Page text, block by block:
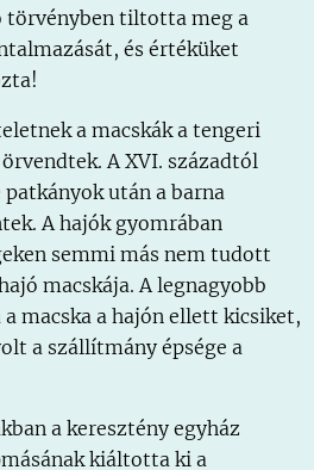
törvényben tiltotta meg a
és értéküket
a macskák a tengeri
A XVI. századtól
után a barna
A hajók gyomrában
semmi más nem tudott
macskája. A legnagyobb
macska a hajón ellett kicsiket,
a szállítmány épsége a
a keresztény egyház
kiáltotta ki a